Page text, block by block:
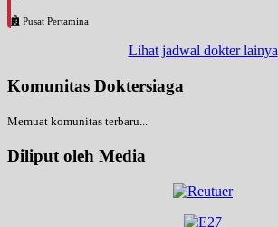
Pusat Pertamina
Lihat jadwal dokter lainya
Komunitas Doktersiaga
Memuat komunitas terbaru...
Diliput oleh Media